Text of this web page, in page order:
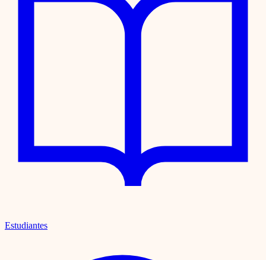
Estudiantes